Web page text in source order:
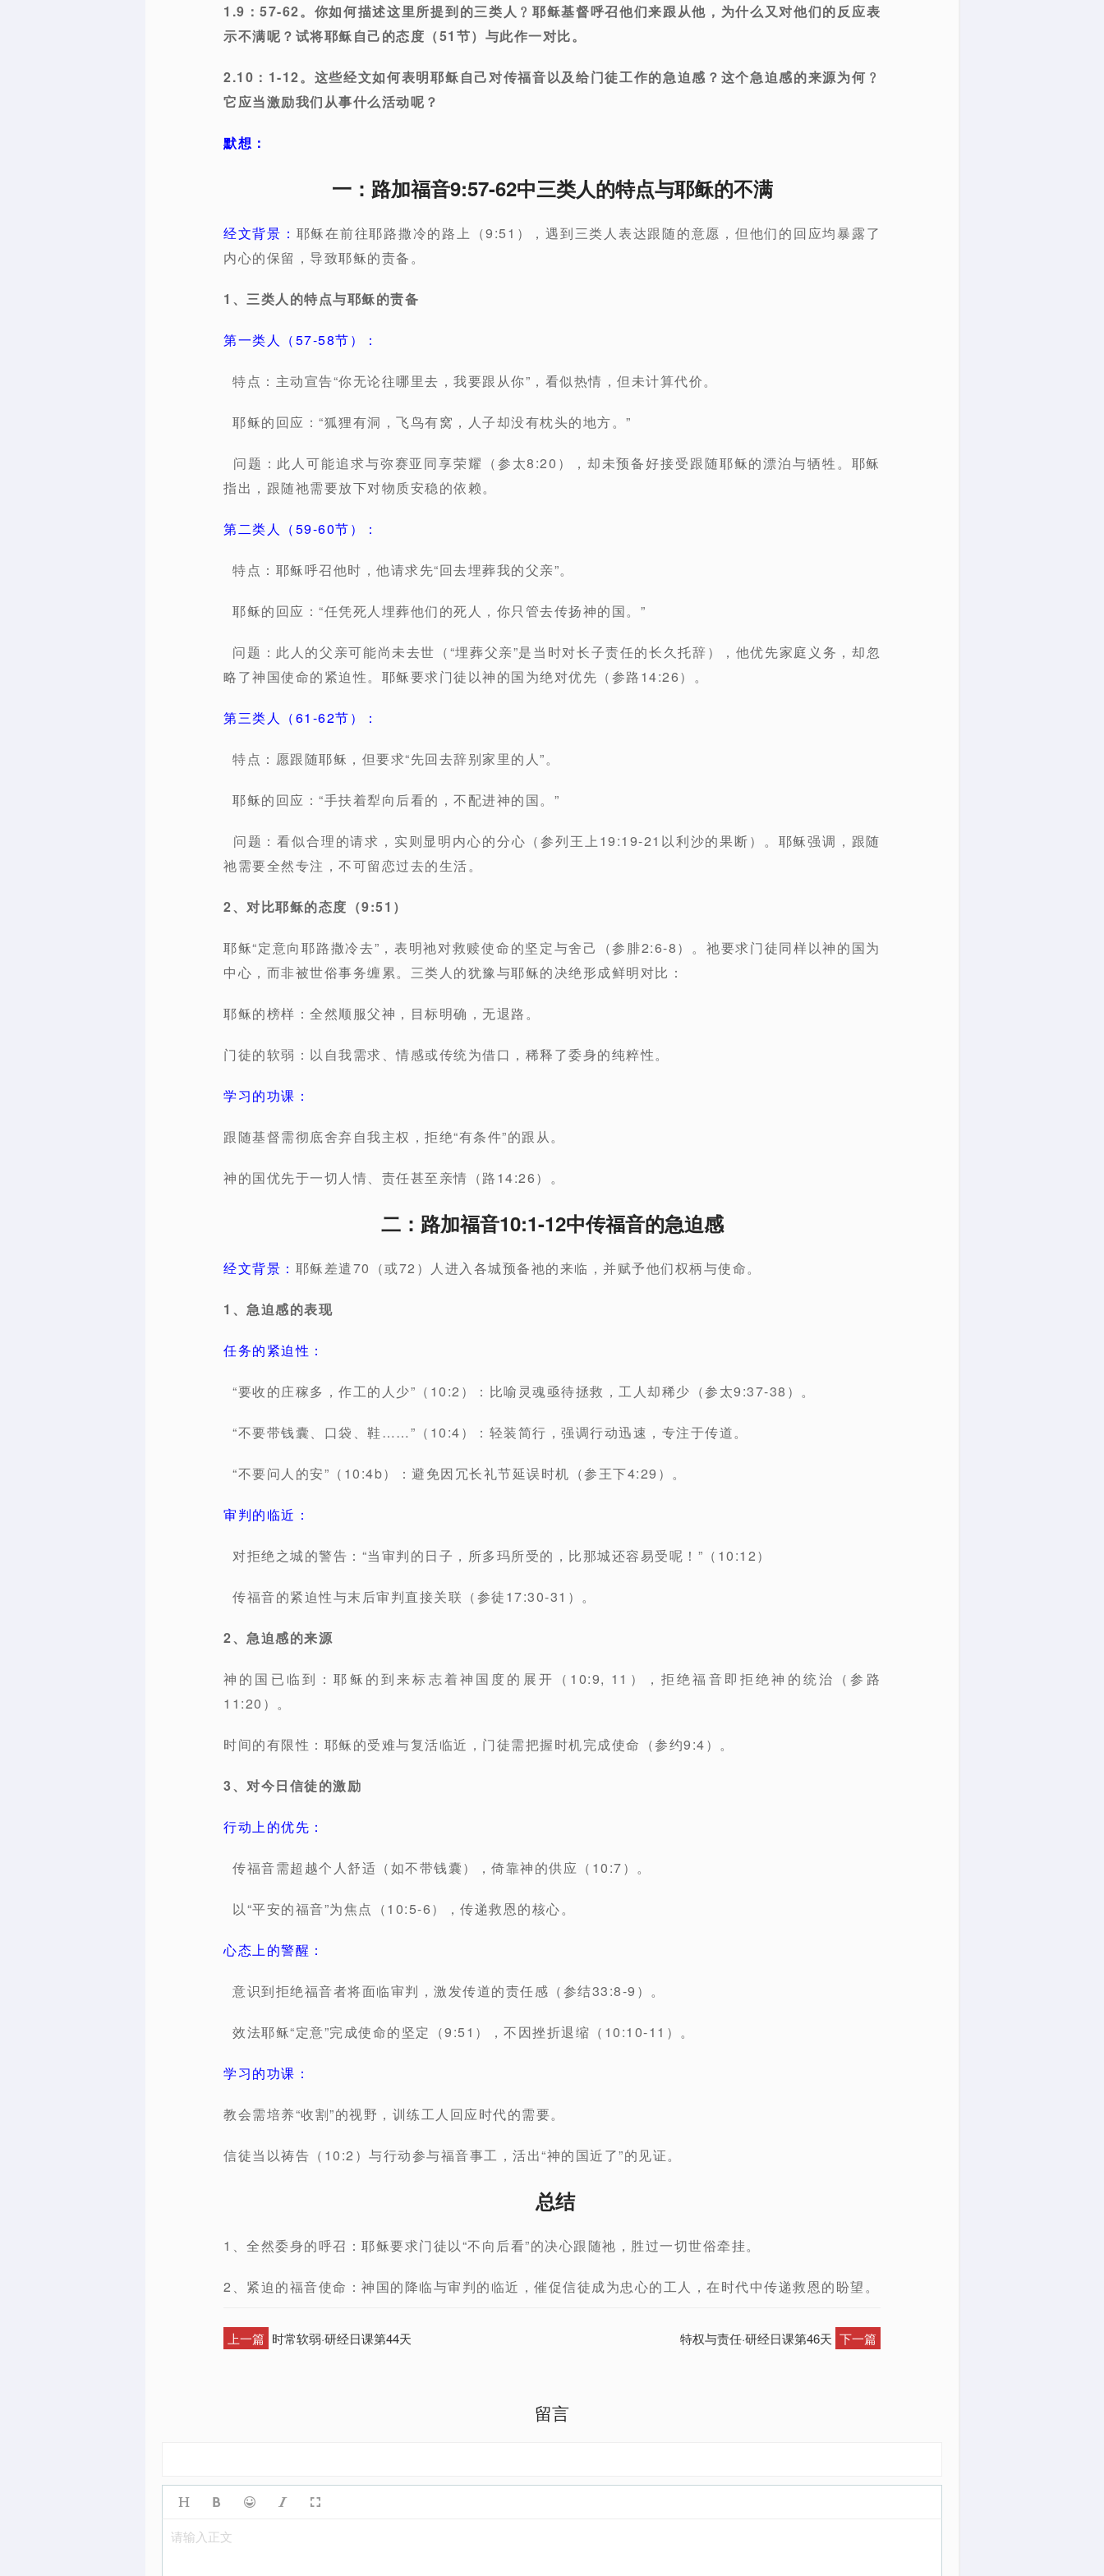
1.9：57-62。你如何描述这里所提到的三类人﹖耶稣基督呼召他们来跟从他，为什么又对他们的反应表
示不满呢？试将耶稣自己的态度（51节）与此作一对比。
2.10：1-12。这些经文如何表明耶稣自己对传福音以及给门徒工作的急迫感？这个急迫感的来源为何﹖
它应当激励我们从事什么活动呢？
默想：
一：路加福音9:57-62中三类人的特点与耶稣的不满
经文背景： 耶稣在前往耶路撒冷的路上（9:51），遇到三类人表达跟随的意愿，但他们的回应均暴露了
内心的保留，导致耶稣的责备。
1、三类人的特点与耶稣的责备
第一类人（57-58节）：
特点：主动宣告“你无论往哪里去，我要跟从你”，看似热情，但未计算代价。
耶稣的回应：“狐狸有洞，飞鸟有窝，人子却没有枕头的地方。”
问题：此人可能追求与弥赛亚同享荣耀（参太8:20），却未预备好接受跟随耶稣的漂泊与牺牲。耶稣
指出，跟随祂需要放下对物质安稳的依赖。
第二类人（59-60节）：
特点：耶稣呼召他时，他请求先“回去埋葬我的父亲”。
耶稣的回应：“任凭死人埋葬他们的死人，你只管去传扬神的国。”
问题：此人的父亲可能尚未去世（“埋葬父亲”是当时对长子责任的长久托辞），他优先家庭义务，却忽
略了神国使命的紧迫性。耶稣要求门徒以神的国为绝对优先（参路14:26）。
第三类人（61-62节）：
特点：愿跟随耶稣，但要求“先回去辞别家里的人”。
耶稣的回应：“手扶着犁向后看的，不配进神的国。”
问题：看似合理的请求，实则显明内心的分心（参列王上19:19-21以利沙的果断）。耶稣强调，跟随
祂需要全然专注，不可留恋过去的生活。
2、对比耶稣的态度（9:51）
耶稣“定意向耶路撒冷去”，表明祂对救赎使命的坚定与舍己（参腓2:6-8）。祂要求门徒同样以神的国为
中心，而非被世俗事务缠累。三类人的犹豫与耶稣的决绝形成鲜明对比：
耶稣的榜样：全然顺服父神，目标明确，无退路。
门徒的软弱：以自我需求、情感或传统为借口，稀释了委身的纯粹性。
学习的功课：
跟随基督需彻底舍弃自我主权，拒绝“有条件”的跟从。
神的国优先于一切人情、责任甚至亲情（路14:26）。
二：路加福音10:1-12中传福音的急迫感
经文背景： 耶稣差遣70（或72）人进入各城预备祂的来临，并赋予他们权柄与使命。
1、急迫感的表现
任务的紧迫性：
“要收的庄稼多，作工的人少”（10:2）：比喻灵魂亟待拯救，工人却稀少（参太9:37-38）。
“不要带钱囊、口袋、鞋……”（10:4）：轻装简行，强调行动迅速，专注于传道。
“不要问人的安”（10:4b）：避免因冗长礼节延误时机（参王下4:29）。
审判的临近：
对拒绝之城的警告：“当审判的日子，所多玛所受的，比那城还容易受呢！”（10:12）
传福音的紧迫性与末后审判直接关联（参徒17:30-31）。
2、急迫感的来源
神的国已临到：耶稣的到来标志着神国度的展开（10:9, 11），拒绝福音即拒绝神的统治（参路
11:20）。
时间的有限性：耶稣的受难与复活临近，门徒需把握时机完成使命（参约9:4）。
3、对今日信徒的激励
行动上的优先：
传福音需超越个人舒适（如不带钱囊），倚靠神的供应（10:7）。
以“平安的福音”为焦点（10:5-6），传递救恩的核心。
心态上的警醒：
意识到拒绝福音者将面临审判，激发传道的责任感（参结33:8-9）。
效法耶稣“定意”完成使命的坚定（9:51），不因挫折退缩（10:10-11）。
学习的功课：
教会需培养“收割”的视野，训练工人回应时代的需要。
信徒当以祷告（10:2）与行动参与福音事工，活出“神的国近了”的见证。
总结
1、全然委身的呼召：耶稣要求门徒以“不向后看”的决心跟随祂，胜过一切世俗牵挂。
2、紧迫的福音使命：神国的降临与审判的临近，催促信徒成为忠心的工人，在时代中传递救恩的盼望。
上一篇 时常软弱·研经日课第44天 特权与责任·研经日课第46天 下一篇
留言
请输入正文